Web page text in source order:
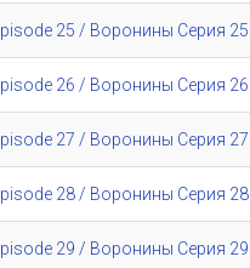
25 / Воронины Серия 25
26 / Воронины Серия 26
27 / Воронины Серия 27
28 / Воронины Серия 28
29 / Воронины Серия 29